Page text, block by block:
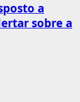
a
sobre a